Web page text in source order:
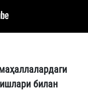
билан